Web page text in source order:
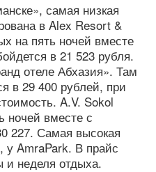
самая низкая
в Alex Resort &
на пять ночей вместе
в 21 523 рубля.
отеле Абхазия». Там
в 29 400 рублей, при
A.V. Sokol
ночей вместе с
227. Самая высокая
у AmraPark. В прайс
и неделя отдыха.